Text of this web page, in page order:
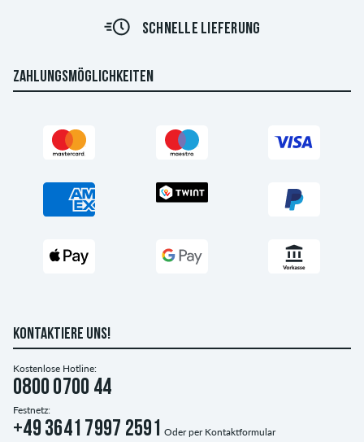
SCHNELLE LIEFERUNG
ZAHLUNGSMÖGLICHKEITEN
KONTAKTIERE UNS!
Kostenlose Hotline:
0800 0700 44
Festnetz:
+49 3641 7997 2591 Oder per Kontaktformular